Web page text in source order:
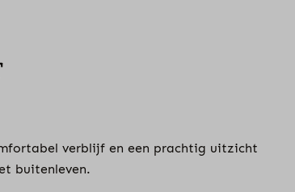
verblijf en een prachtig uitzicht
buitenleven.